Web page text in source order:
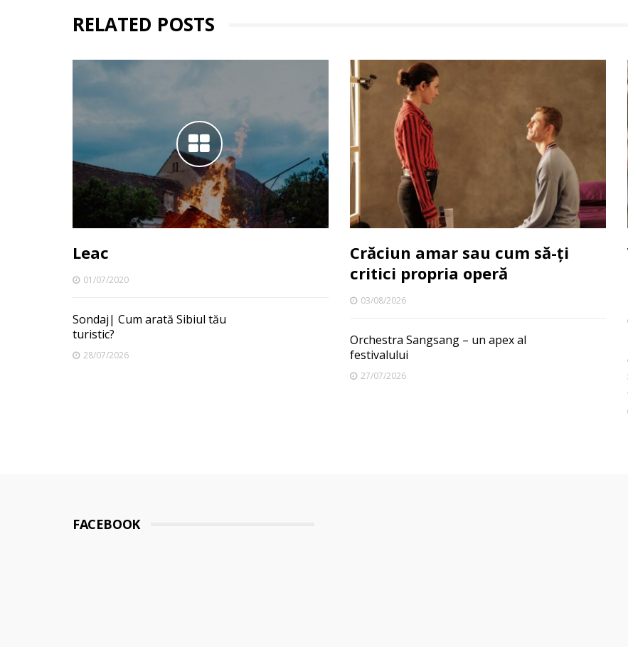
RELATED POSTS
Leac
01/07/2020
Sondaj| Cum arată Sibiul tău
turistic?
28/07/2026
Crăciun amar sau cum să-ți
critici propria operă
03/08/2026
Orchestra Sangsang – un apex al
festivalului
27/07/2026
FACEBOOK